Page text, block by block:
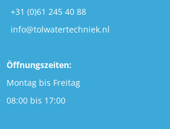
+31 (0)61 245 40 88
info@tolwatertechniek.nl
Öffnungszeiten:
Montag bis Freitag
08:00 bis 17:00